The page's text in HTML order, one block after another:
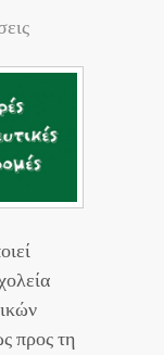
προς τη